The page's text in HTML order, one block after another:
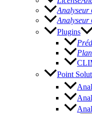
Analyseur
Analyseur
Plugins
Point